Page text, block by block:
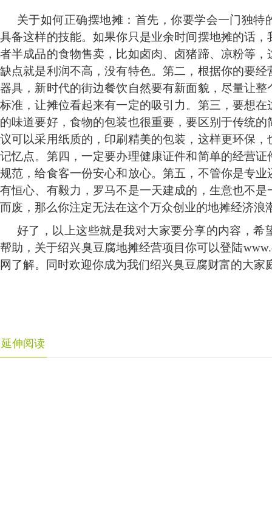
关于如何正确摆地摊：首先，你要学会一门独特
具备这样的技能。如果你只是业余时间摆地摊的话
者半成品的食物售卖，比如卤肉、卤猪蹄、凉粉等
缺点就是利润不高，没有特色。第二，根据你的要
器具，新时代的街边餐饮自然要有新面貌，尽量让
标准，让摊位看起来有一定的吸引力。第三，要想
的味道要好，食物的包装也很重要，要区别于传统
议可以采用纸质的，印刷精美的包装，这样更环保
记忆点。第四，一定要办理健康证件和简单的经营
规范，给食客一份安心和放心。第五，不管你是专
有恒心、有毅力，罗马不是一天建成的，生意也不
而废，那么你注定无法在这个万众创业的地摊经济浪
好了，以上这些就是我对大家要分享的内容，希
帮助，关于绍兴臭豆腐地摊经营项目你可以登陆
网了解。同时欢迎你成为我们绍兴臭豆腐财富的大家
延伸阅读